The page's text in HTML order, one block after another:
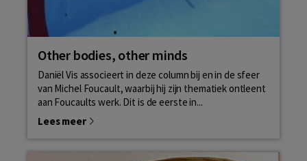
Other bodies, other minds
Daniël Vis associeert in deze column bij en in de sfeer
van Michel Foucault, waarbij hij zijn thematiek ontleent
aan Foucaults werk. Dit is de eerste in...
Lees meer